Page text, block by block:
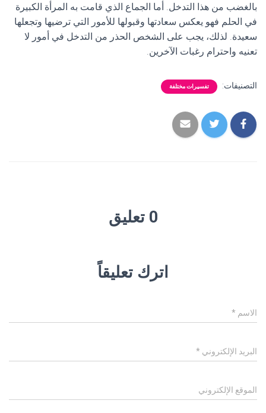
بالغضب من هذا التدخل. أما الجماع الذي قامت به المرأة الكبيرة
في الحلم فهو يعكس سعادتها وقبولها للأمور التي ترضيها وتجعلها
سعيدة. لذلك، يجب على الشخص الحذر من التدخل في أمور لا
تعنيه واحترام رغبات الآخرين.
التصنيفات: تفسيرات مختلفة
0 تعليق
اترك تعليقاً
الاسم *
البريد الإلكتروني *
الموقع الإلكتروني